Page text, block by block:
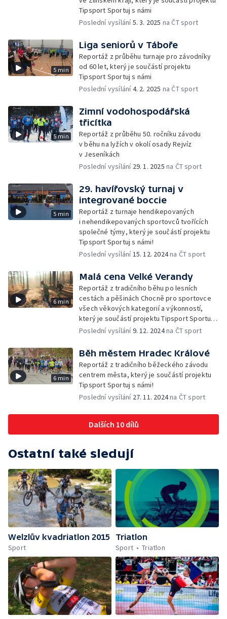
Tipsport Sportuj s námi
Poslední vysílání5. 3. 2025 na ČT sport
5 min
Liga seniorů v Táboře
Reportáž z průběhu turnaje pro závodníky
od 60 let, který je součástí projektu
Tipsport Sportuj s námi
Poslední vysílání4. 2. 2025 na ČT sport
5 min
Zimní vodohospodářská
třicítka
Reportáž z průběhu 50. ročníku závodu
v běhu na lyžích v okolí osady Rejvíz
v Jeseníkách
Poslední vysílání 29. 1. 2025 na ČT sport
5 min
29. havířovský turnaj v
integrované boccie
Reportáž z turnaje hendikepovaných
i nehendikepovaných sportovců tvořících
společné týmy, který je součástí projektu
Tipsport Sportuj s námi!
Poslední vysílání15. 12. 2024na ČT sport
6 min
Malá cena Velké Verandy
Reportáž z tradičního běhu po lesních
cestách a pěšinách Chocně pro sportovce
všech věkových kategorií a výkonností,
který je součástí projektu Tipsport Sportuj
s námi!
Poslední vysílání9. 12. 2024na ČT sport
6 min
Běh městem Hradec Králové
Reportáž z tradičního běžeckého závodu
centrem města, který je součástí projektu
Tipsport Sportuj s námi!
Poslední vysílání 27. 11. 2024na ČT sport
Dalších 10 dílů
Ostatní také sledují
Welzlův kvadriatlon 2015
Sport
Triatlon
Sport
Triatlon